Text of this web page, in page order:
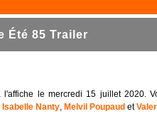
Été 85 Trailer
le mercredi 15 juillet 2020.
Isabelle Nanty, Melvil Poupaud et